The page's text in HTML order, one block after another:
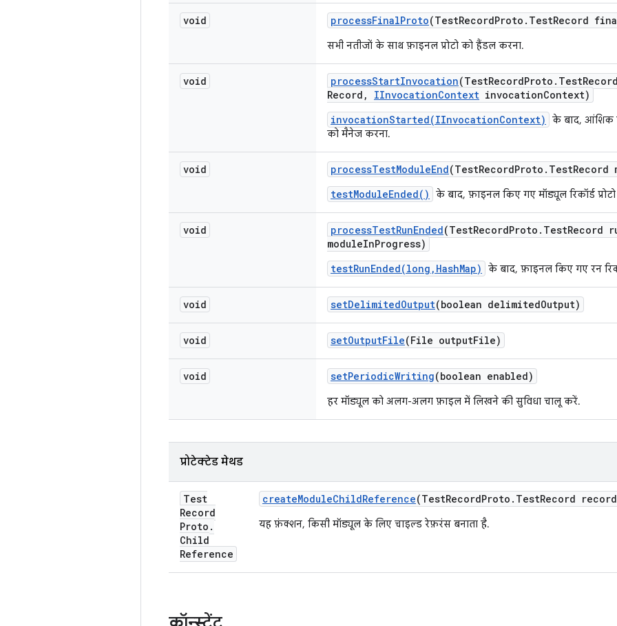
void processFinalProto(TestRecordProto . TestRecord
सभी नतीजों के साथ फ़ाइनल प्रोटो को हैंडल करना.
void processStartInvocation(TestRecordProto . Test
Record , IInvocationContext invocationContext)
invocationStarted(IInvocationContext)
के बाद, आंशिक
को मैनेज करना.
void processTestModuleEnd(TestRecordProto . TestRecord
testModuleEnded()
के बाद, फ़ाइनल किए गए मॉड्यूल रिकॉर्ड
void processTestRunEnded(TestRecordProto . TestRecord
moduleInProgress)
testRunEnded(long,HashMap)
के बाद, फ़ाइनल किए गए रन
void setDelimitedOutput(boolean delimitedOutput)
void setOutputFile(File outputFile)
void setPeriodicWriting(boolean enabled)
हर मॉड्यूल को अलग-अलग फ़ाइल में लिखने की सुविधा चालू करें.
प्रोटेक्टेड मेथड
Test
Record
Proto .
Child
Reference
createModuleChildReference(TestRecordProto . TestRecord
यह फ़ंक्शन, किसी मॉड्यूल के लिए चाइल्ड रेफ़रंस बनाता है.